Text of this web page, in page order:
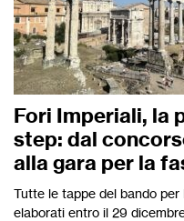
Fori Imperiali, la
step: dal
alla gara per la
Tutte le tappe del bando per
elaborati entro il 29